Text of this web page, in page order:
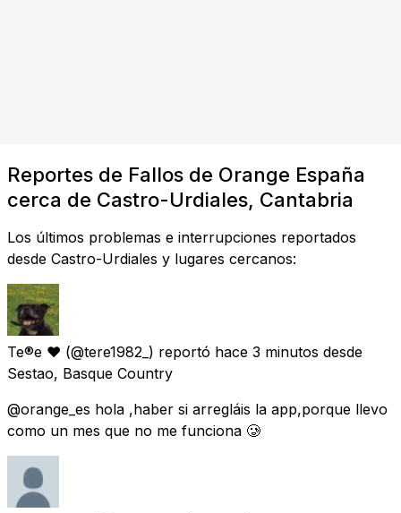
Reportes de Fallos de Orange España
cerca de Castro-Urdiales, Cantabria
Los últimos problemas e interrupciones reportados
desde Castro-Urdiales y lugares cercanos:
Te®e ❤️ (@tere1982_) reportó hace 3 minutos desde
Sestao, Basque Country
@orange_es hola ,haber si arregláis la app,porque llevo
como un mes que no me funciona 🥲